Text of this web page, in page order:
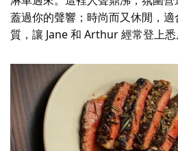
蓋過你的聲響；時尚而又休閒，
質，讓 Jane 和 Arthur 經常登上悉